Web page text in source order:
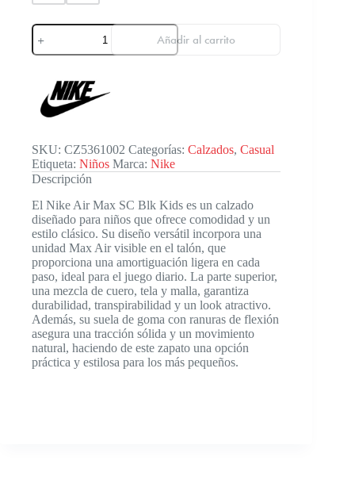
Nike
Air
Max
Kids
cantidad
Añadir al carrito
SKU: CZ5361002 Categorías: Calzados, Casual
Etiqueta: Niños Marca: Nike
Descripción
El Nike Air Max SC Blk Kids es un calzado
diseñado para niños que ofrece comodidad y un
estilo clásico. Su diseño versátil incorpora una
unidad Max Air visible en el talón, que
proporciona una amortiguación ligera en cada
paso, ideal para el juego diario. La parte superior,
una mezcla de cuero, tela y malla, garantiza
durabilidad, transpirabilidad y un look atractivo.
Además, su suela de goma con ranuras de flexión
asegura una tracción sólida y un movimiento
natural, haciendo de este zapato una opción
práctica y estilosa para los más pequeños.